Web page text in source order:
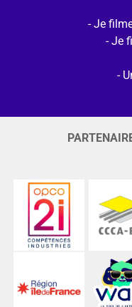
Je
Je